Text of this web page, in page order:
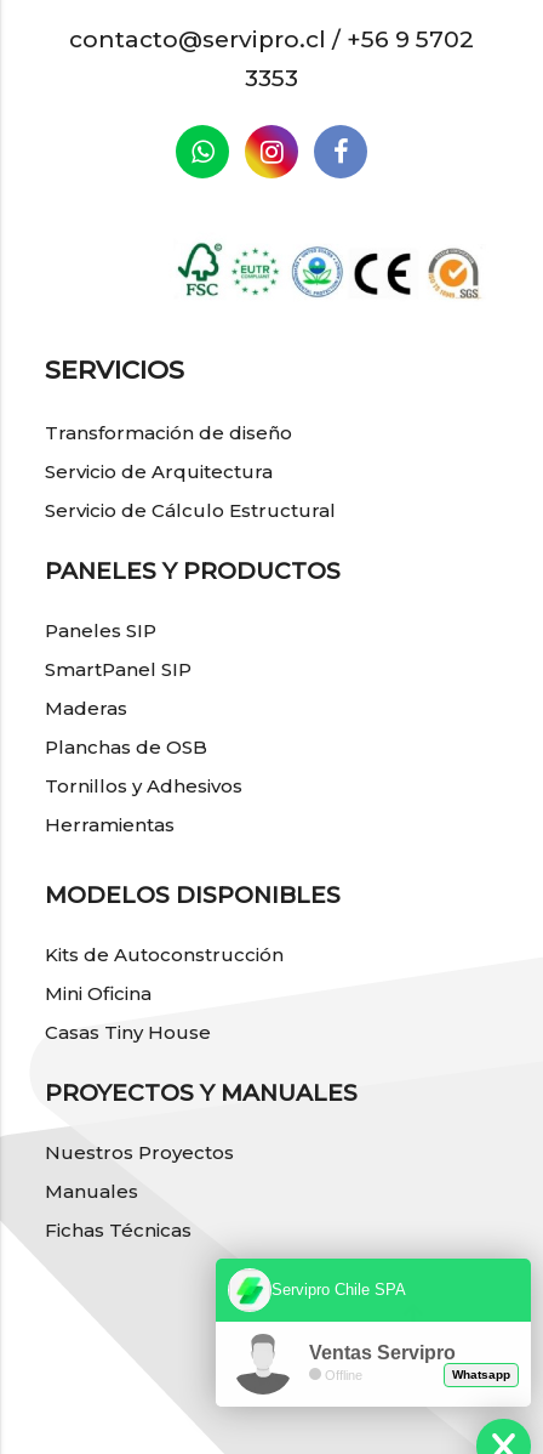
contacto@servipro.cl / +56 9 5702
3353
SERVICIOS
Transformación de diseño
Servicio de Arquitectura
Servicio de Cálculo Estructural
PANELES Y PRODUCTOS
Paneles SIP
SmartPanel SIP
Maderas
Planchas de OSB
Tornillos y Adhesivos
Herramientas
MODELOS DISPONIBLES
Kits de Autoconstrucción
Mini Oficina
Casas Tiny House
PROYECTOS Y MANUALES
Nuestros Proyectos
Manuales
Fichas Técnicas
Servipro Chile SPA
Ventas Servipro
Offline Whatsapp